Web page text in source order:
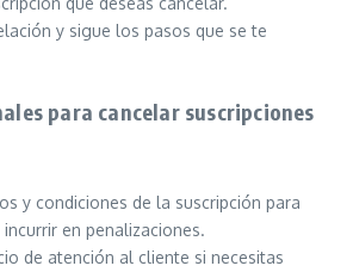
y sigue los pasos que se te
para cancelar suscripciones
y condiciones de la suscripción para
en penalizaciones.
de atención al cliente si necesitas